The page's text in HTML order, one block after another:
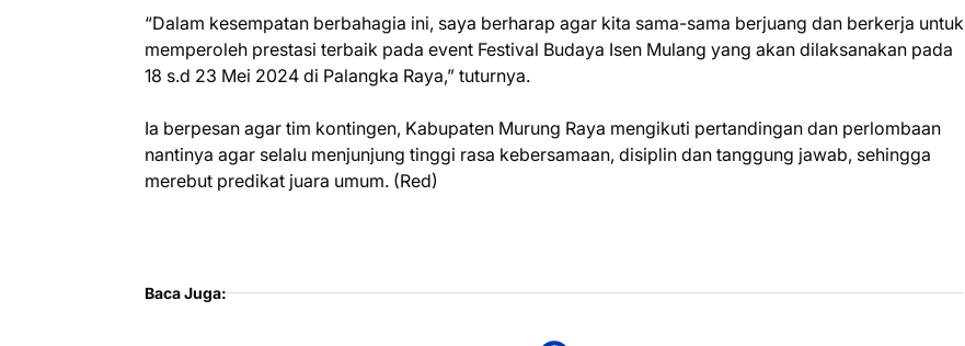
“Dalam kesempatan berbahagia ini, saya berharap agar kita sama-sama berjuang dan berkerja untuk
memperoleh prestasi terbaik pada event Festival Budaya Isen Mulang yang akan dilaksanakan pada
18 s.d 23 Mei 2024 di Palangka Raya,” tuturnya.
Ia berpesan agar tim kontingen, Kabupaten Murung Raya mengikuti pertandingan dan perlombaan
nantinya agar selalu menjunjung tinggi rasa kebersamaan, disiplin dan tanggung jawab, sehingga
merebut predikat juara umum. (Red)
Baca Juga: